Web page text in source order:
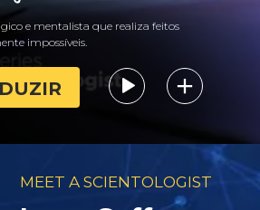
e mentalista que realiza feitos
impossíveis.
MEET A SCIENTOLOGIST